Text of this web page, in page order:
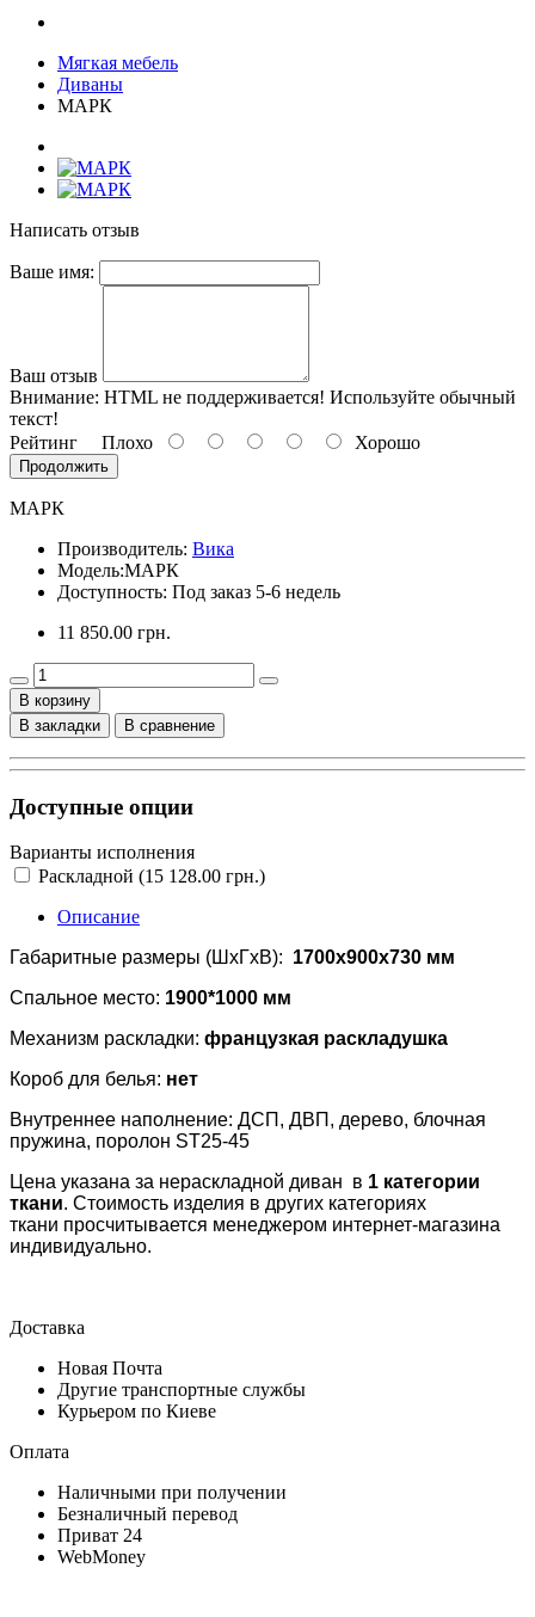
Мягкая мебель
Диваны
МАРК
Написать отзыв
Ваше имя:
Ваш отзыв
Внимание: HTML не поддерживается! Используйте обычный
текст!
Рейтинг Плохо Хорошо
Продолжить
МАРК
Производитель: Вика
Модель:МАРК
Доступность: Под заказ 5-6 недель
11 850.00 грн.
В корзину
В закладки
В сравнение
Доступные опции
Варианты исполнения
Раскладной (15 128.00 грн.)
Описание
Габаритные размеры (ШхГхВ): 1700x900x730 мм
Спальное место: 1900*1000 мм
Механизм раскладки: французкая раскладушка
Короб для белья: нет
Внутреннее наполнение: ДСП, ДВП, дерево, блочная
пружина, поролон ST25-45
Цена указана за нераскладной диван в 1 категории
ткани. Стоимость изделия в других категориях
ткани просчитывается менеджером интернет-магазина
индивидуально.
Доставка
Новая Почта
Другие транспортные службы
Курьером по Киеве
Оплата
Наличными при получении
Безналичный перевод
Приват 24
WebMoney